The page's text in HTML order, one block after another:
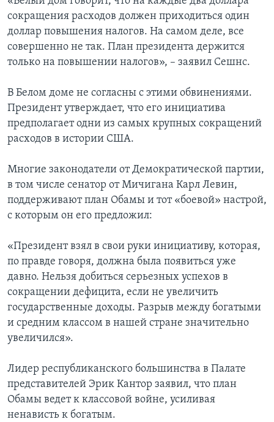
сокращения расходов должен приходиться один
доллар повышения налогов. На самом деле, все
совершенно не так. План президента держится
только на повышении налогов», – заявил Сешнс.
В Белом доме не согласны с этими обвинениями.
Президент утверждает, что его инициатива
предполагает одни из самых крупных сокращений
расходов в истории США.
Многие законодатели от Демократической партии,
в том числе сенатор от Мичигана Карл Левин,
поддерживают план Обамы и тот «боевой» настрой,
с которым он его предложил:
«Президент взял в свои руки инициативу, которая,
по правде говоря, должна была появиться уже
давно. Нельзя добиться серьезных успехов в
сокращении дефицита, если не увеличить
государственные доходы. Разрыв между богатыми
и средним классом в нашей стране значительно
увеличился».
Лидер республиканского большинства в Палате
представителей Эрик Кантор заявил, что план
Обамы ведет к классовой войне, усиливая
ненависть к богатым.